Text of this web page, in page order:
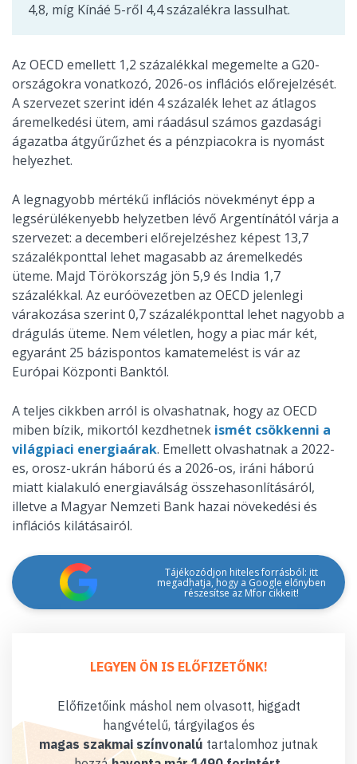
4,8, míg Kínáé 5-ről 4,4 százalékra lassulhat.
Az OECD emellett 1,2 százalékkal megemelte a G20-
országokra vonatkozó, 2026-os inflációs előrejelzését.
A szervezet szerint idén 4 százalék lehet az átlagos
áremelkedési ütem, ami ráadásul számos gazdasági
ágazatba átgyűrűzhet és a pénzpiacokra is nyomást
helyezhet.
A legnagyobb mértékű inflációs növekményt épp a
legsérülékenyebb helyzetben lévő Argentínától várja a
szervezet: a decemberi előrejelzéshez képest 13,7
százalékponttal lehet magasabb az áremelkedés
üteme. Majd Törökország jön 5,9 és India 1,7
százalékkal. Az euróövezetben az OECD jelenlegi
várakozása szerint 0,7 százalékponttal lehet nagyobb a
drágulás üteme. Nem véletlen, hogy a piac már két,
egyaránt 25 bázispontos kamatemelést is vár az
Európai Központi Banktól.
A teljes cikkben arról is olvashatnak, hogy az OECD
miben bízik, mikortól kezdhetnek ismét csökkenni a
világpiaci energiaárak. Emellett olvashatnak a 2022-
es, orosz-ukrán háború és a 2026-os, iráni háború
miatt kialakuló energiaválság összehasonlításáról,
illetve a Magyar Nemzeti Bank hazai növekedési és
inflációs kilátásairól.
Tájékozódjon hiteles forrásból: itt
megadhatja, hogy a Google előnyben
részesítse az Mfor cikkeit!
LEGYEN ÖN IS ELŐFIZETŐNK!
Előfizetőink máshol nem olvasott, higgadt
hangvételű, tárgyilagos és
magas szakmai színvonalú tartalomhoz jutnak